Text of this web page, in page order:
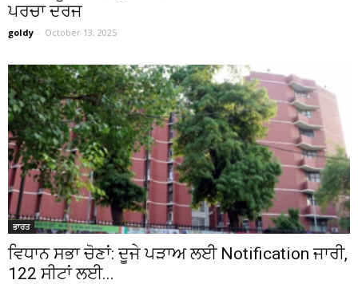
ਪਰਚਾ ਦਰਜ
goldy - October 13, 2025
ਭਾਰਤ
ਵਿਧਾਨ ਸਭਾ ਚੋਣਾਂ: ਦੂਜੇ ਪੜਾਅ ਲਈ Notification ਜਾਰੀ,
122 ਸੀਟਾਂ ਲਈ...